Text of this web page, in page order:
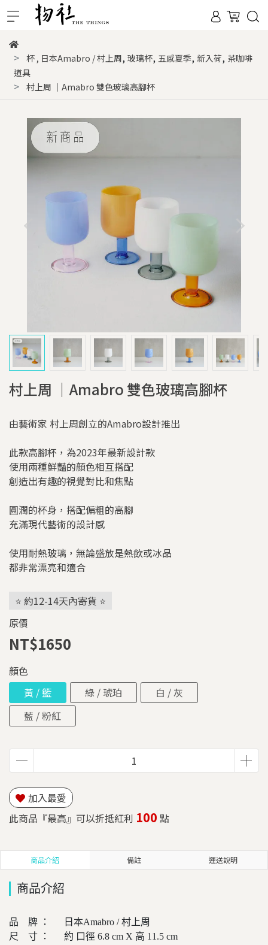
杯 , 日本Amabro / 村上周, 玻璃杯, 五感夏季, 新入荷, 茶咖啡
道具
村上周 ｜Amabro 雙色玻璃高腳杯
村上周 ｜Amabro 雙色玻璃高腳杯
由藝術家 村上周創立的Amabro設計推出
此款高腳杯，為2023年最新設計款
使用兩種鮮豔的顏色相互搭配
創造出有趣的視覺對比和焦點
圓潤的杯身，搭配偏粗的高腳
充滿現代藝術的設計感
使用耐熱玻璃，無論盛放是熱飲或冰品
都非常漂亮和適合
⭐ 約12-14天內寄貨 ⭐
原價
NT$1650
顏色
黃 / 籃
綠 / 琥珀
白 / 灰
藍 / 粉紅
加入最愛
此商品『最高』可以折抵紅利 100 點
商品介紹 備註 運送說明
商品介紹
品 牌 ： 日本Amabro / 村上周
尺 寸 ： 約 口徑 6.8 cm X 高 11.5 cm